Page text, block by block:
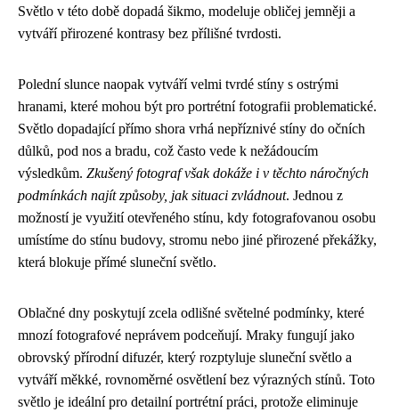
Světlo v této době dopadá šikmo, modeluje obličej jemněji a
vytváří přirozené kontrasy bez přílišné tvrdosti.
Polední slunce naopak vytváří velmi tvrdé stíny s ostrými
hranami, které mohou být pro portrétní fotografii problematické.
Světlo dopadající přímo shora vrhá nepříznivé stíny do očních
důlků, pod nos a bradu, což často vede k nežádoucím
výsledkům. Zkušený fotograf však dokáže i v těchto náročných
podmínkách najít způsoby, jak situaci zvládnout. Jednou z
možností je využití otevřeného stínu, kdy fotografovanou osobu
umístíme do stínu budovy, stromu nebo jiné přirozené překážky,
která blokuje přímé sluneční světlo.
Oblačné dny poskytují zcela odlišné světelné podmínky, které
mnozí fotografové neprávem podceňují. Mraky fungují jako
obrovský přírodní difuzér, který rozptyluje sluneční světlo a
vytváří měkké, rovnoměrné osvětlení bez výrazných stínů. Toto
světlo je ideální pro detailní portrétní práci, protože eliminuje